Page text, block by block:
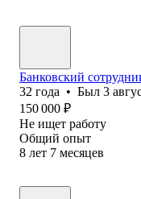
Банковский
32 года • Был 3
150 000 ₽
Не ищет работу
Общий опыт
8 лет 7 месяцев